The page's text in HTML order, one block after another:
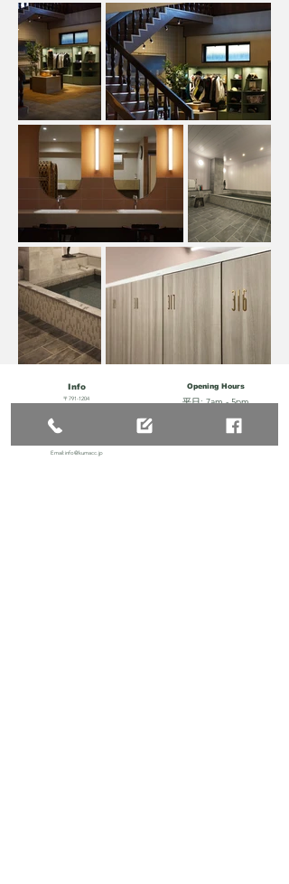
Info
〒791-1204
久万高原町東明神乙333-1
TEL : 0892-21-1875
Email:info@kumacc.jp
Opening Hours
平日: 7am - 5pm
土日祝: 6:30am - 5pm​​
（予約状況により前後有り）